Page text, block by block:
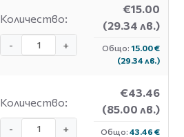
Количество:
- +
€15.00
(29.34 лв.)
Общо: 15.00 €
(29.34 лв.)
Количество:
- +
€43.46
(85.00 лв.)
Общо: 43.46 €